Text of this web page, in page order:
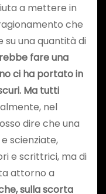
a mettere in
che
su una quantità di
fare una
ci ha portato in
Ma tutti
nel
dire che una
scienziate,
e scrittrici, ma di
attorno a
sulla scorta